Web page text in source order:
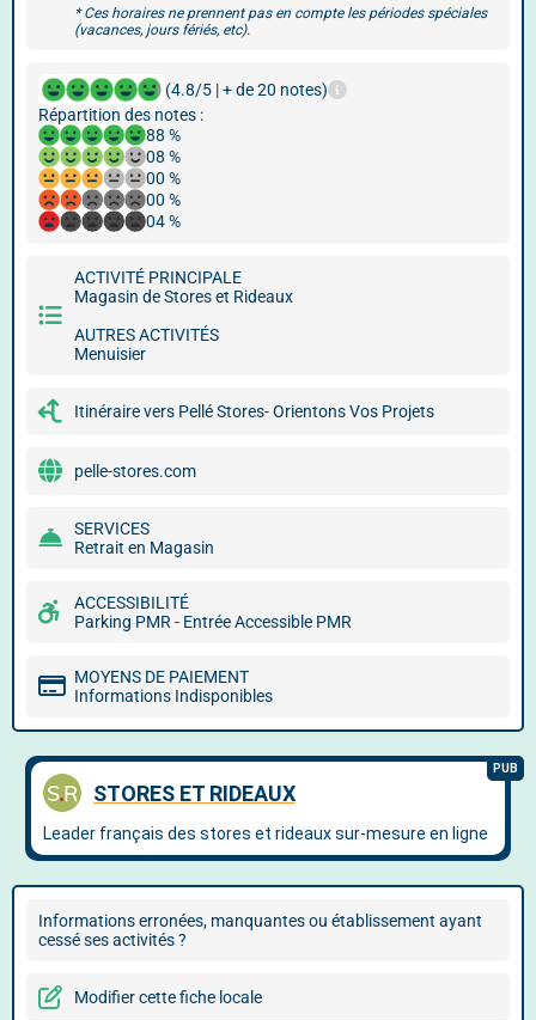
* Ces horaires ne prennent pas en compte les périodes spéciales
(vacances, jours fériés, etc).
(4.8/5 | + de 20 notes)
Répartition des notes :
88 %
08 %
00 %
00 %
04 %
ACTIVITÉ PRINCIPALE
Magasin de Stores et Rideaux
AUTRES ACTIVITÉS
Menuisier
Itinéraire vers Pellé Stores- Orientons Vos Projets
pelle-stores.com
SERVICES
Retrait en Magasin
ACCESSIBILITÉ
Parking PMR - Entrée Accessible PMR
MOYENS DE PAIEMENT
Informations Indisponibles
Informations erronées, manquantes ou établissement ayant
cessé ses activités ?
Modifier cette fiche locale